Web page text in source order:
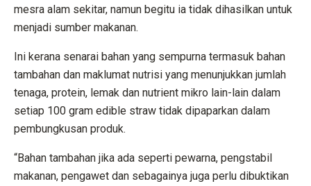
mesra alam sekitar, namun begitu ia tidak dihasilkan untuk
menjadi sumber makanan.
Ini kerana senarai bahan yang sempurna termasuk bahan
tambahan dan maklumat nutrisi yang menunjukkan jumlah
tenaga, protein, lemak dan nutrient mikro lain-lain dalam
setiap 100 gram edible straw tidak dipaparkan dalam
pembungkusan produk.
“Bahan tambahan jika ada seperti pewarna, pengstabil
makanan, pengawet dan sebagainya juga perlu dibuktikan